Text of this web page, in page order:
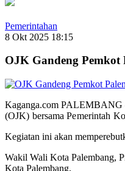
Pemerintahan
8 Okt 2025 18:15
OJK Gandeng Pemkot
Kaganga.com PALEMBANG
(OJK) bersama Pemerintah
Kegiatan ini akan
Wakil Wali Kota Palembang,
Kota Palembang.